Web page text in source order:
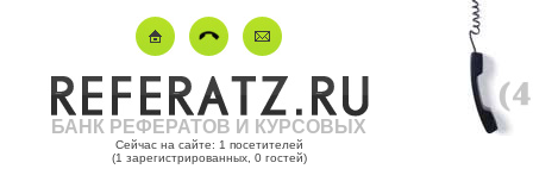
БАНК РЕФЕРАТОВ И КУРСОВЫХ
Сейчас на сайте: 1 посетителей
(1 зарегистрированных, 0 гостей)